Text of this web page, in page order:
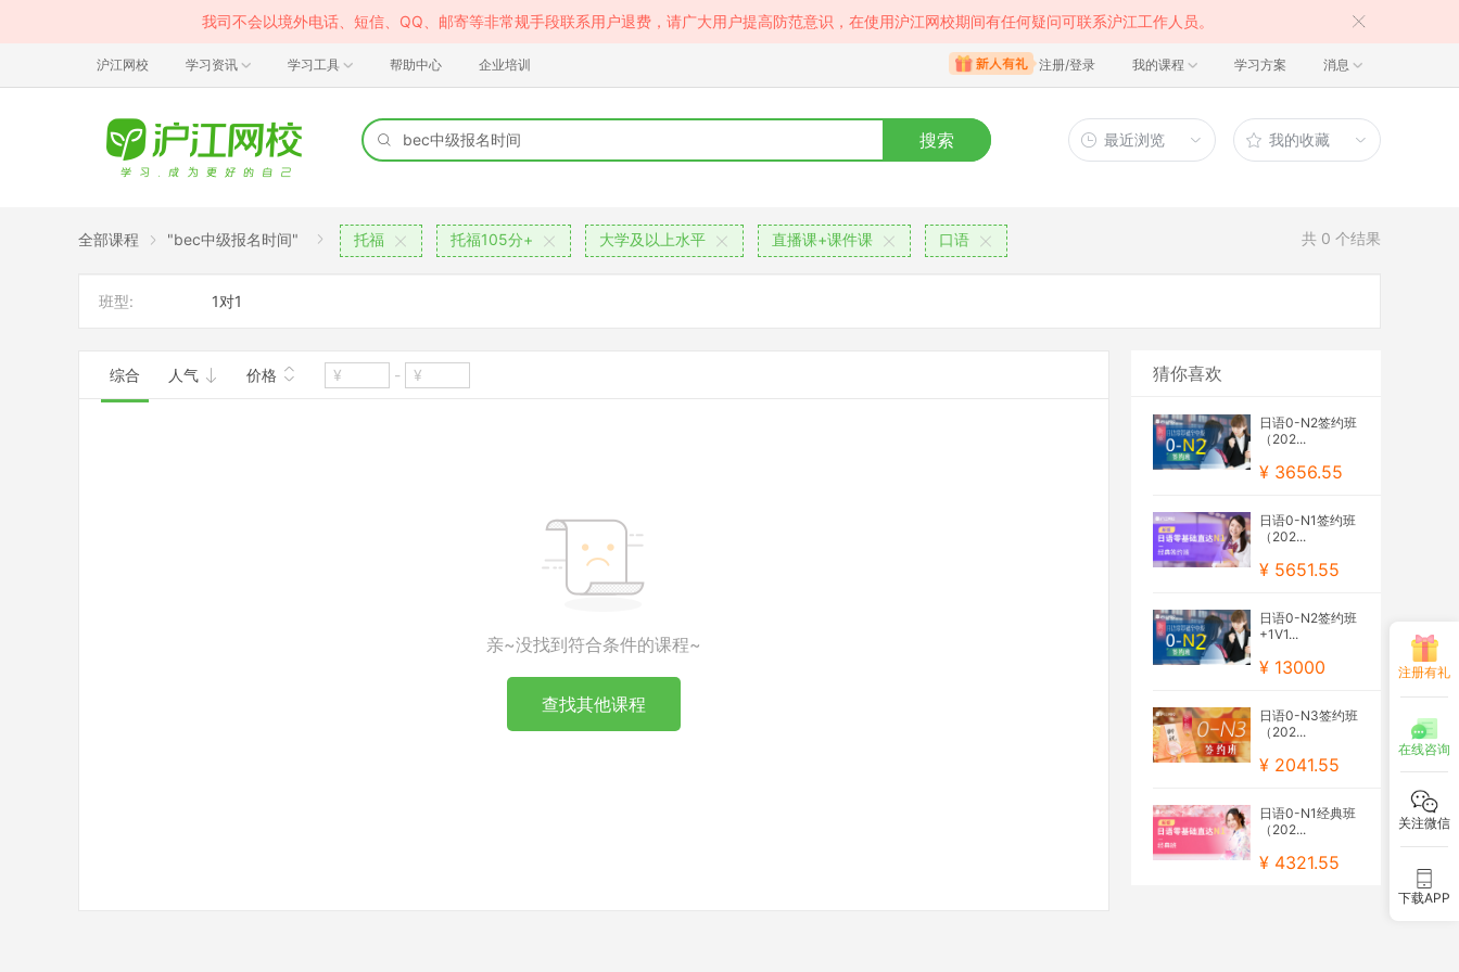
我司不会以境外电话、短信、QQ、邮寄等非常规手段联系用户退费，请广大用户提高防范意识，在使用沪江网校期间有任何疑问可联系沪江工作人员。
沪江网校 学习资讯 学习工具 帮助中心 企业培训 注册/登录 我的课程 学习方案 消息
搜索 最近浏览 我的收藏
全部课程 "bec中级报名时间" 托福 托福105分+ 大学及以上水平 直播课+课件课 口语 共 0 个结果
班型: 1对1
综合 人气 价格 -
亲~没找到符合条件的课程~
查找其他课程
猜你喜欢
日语0-N2签约班
（202...
¥ 3656.55
日语0-N1签约班
（202...
¥ 5651.55
日语0-N2签约班
+1V1...
¥ 13000
日语0-N3签约班
（202...
¥ 2041.55
日语0-N1经典班
（202...
¥ 4321.55
注册有礼
在线咨询
关注微信
下载APP